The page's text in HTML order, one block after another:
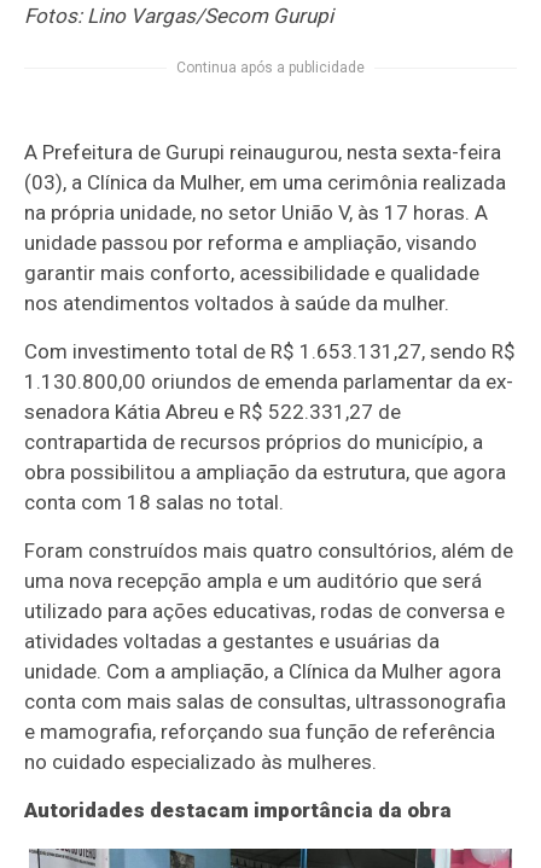
Fotos: Lino Vargas/Secom Gurupi
Continua após a publicidade
A Prefeitura de Gurupi reinaugurou, nesta sexta-feira
(03), a Clínica da Mulher, em uma cerimônia realizada
na própria unidade, no setor União V, às 17 horas. A
unidade passou por reforma e ampliação, visando
garantir mais conforto, acessibilidade e qualidade
nos atendimentos voltados à saúde da mulher.
Com investimento total de R$ 1.653.131,27, sendo R$
1.130.800,00 oriundos de emenda parlamentar da ex-
senadora Kátia Abreu e R$ 522.331,27 de
contrapartida de recursos próprios do município, a
obra possibilitou a ampliação da estrutura, que agora
conta com 18 salas no total.
Foram construídos mais quatro consultórios, além de
uma nova recepção ampla e um auditório que será
utilizado para ações educativas, rodas de conversa e
atividades voltadas a gestantes e usuárias da
unidade. Com a ampliação, a Clínica da Mulher agora
conta com mais salas de consultas, ultrassonografia
e mamografia, reforçando sua função de referência
no cuidado especializado às mulheres.
Autoridades destacam importância da obra